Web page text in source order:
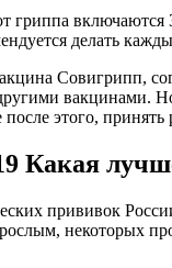
гриппа
делать
Совигрипп,
этого,
Какая
прививок
некоторых